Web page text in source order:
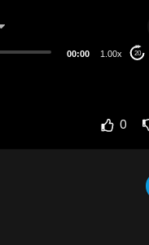
00:00 1.00x 20
0